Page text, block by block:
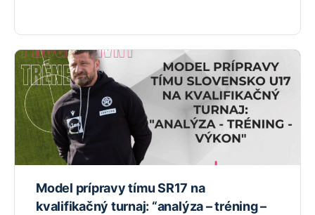
Model prípravy tímu SR17 na
kvalifikačný turnaj: “analýza – tréning –